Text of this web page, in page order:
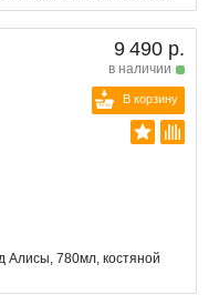
9 490 р.
в наличии
В корзину
780мл, костяной